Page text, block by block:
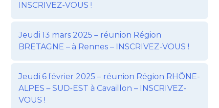
INSCRIVEZ-VOUS !
Jeudi 13 mars 2025 – réunion Région
BRETAGNE – à Rennes – INSCRIVEZ-VOUS !
Jeudi 6 février 2025 – réunion Région RHÔNE-
ALPES – SUD-EST à Cavaillon – INSCRIVEZ-
VOUS !